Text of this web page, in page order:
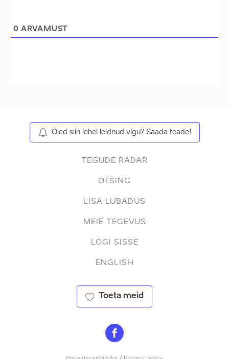
0 ARVAMUST
Oled siin lehel leidnud vigu? Saada teade!
TEGUDE RADAR
OTSING
LISA LUBADUS
MEIE TEGEVUS
LOGI SISSE
ENGLISH
Toeta meid